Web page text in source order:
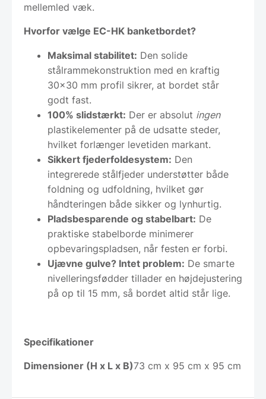
mellemled væk.
Hvorfor vælge EC-HK banketbordet?
Maksimal stabilitet: Den solide
stålrammekonstruktion med en kraftig
30×30 mm profil sikrer, at bordet står
godt fast.
100% slidstærkt: Der er absolut ingen
plastikelementer på de udsatte steder,
hvilket forlænger levetiden markant.
Sikkert fjederfoldesystem: Den
integrerede stålfjeder understøtter både
foldning og udfoldning, hvilket gør
håndteringen både sikker og lynhurtig.
Pladsbesparende og stabelbart: De
praktiske stabelborde minimerer
opbevaringspladsen, når festen er forbi.
Ujævne gulve? Intet problem: De smarte
nivelleringsfødder tillader en højdejustering
på op til 15 mm, så bordet altid står lige.
Specifikationer
Dimensioner (H x L x B)73 cm x 95 cm x 95 cm